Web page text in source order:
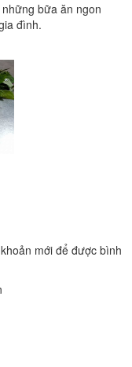
bữa ăn ngon
đình.
mới để được bình